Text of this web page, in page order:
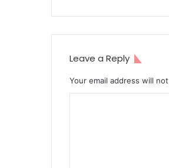
Leave a Reply
Your email address will